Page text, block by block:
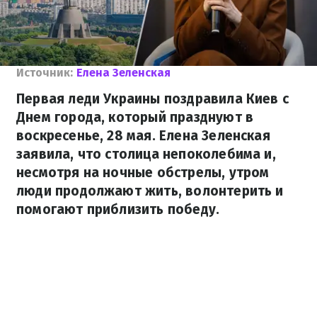
Источник: Елена Зеленская
Первая леди Украины поздравила Киев с
Днем города, который празднуют в
воскресенье, 28 мая. Елена Зеленская
заявила, что столица непоколебима и,
несмотря на ночные обстрелы, утром
люди продолжают жить, волонтерить и
помогают приблизить победу.